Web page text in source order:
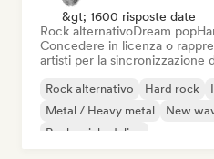
&gt; 1600 risposte date
Rock alternativoDream pop
Concedere in licenza o
artisti per la sincronizzazione
Rock alternativo Hard rock
Metal / Heavy metal
New
Rock psichedelico